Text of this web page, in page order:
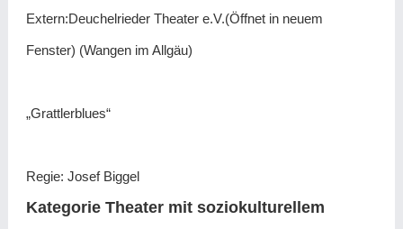
Extern:Deuchelrieder Theater e.V.(Öffnet in neuem
Fenster) (Wangen im Allgäu)
„Grattlerblues“
Regie: Josef Biggel
Kategorie Theater mit soziokulturellem